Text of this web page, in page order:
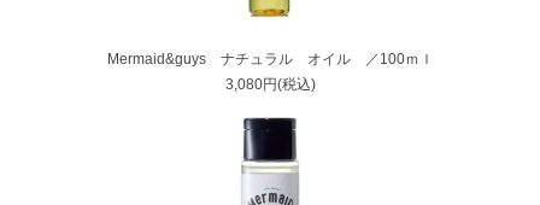
Mermaid&guys ナチュラル オイル ／100ｍｌ
3,080円(税込)